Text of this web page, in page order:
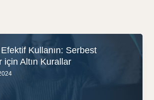
Efektif Kullanın: Serbest
için Altın Kurallar